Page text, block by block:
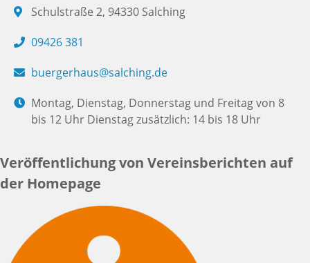
Schulstraße 2, 94330 Salching
09426 381
buergerhaus@salching.de
Montag, Dienstag, Donnerstag und Freitag von 8
bis 12 Uhr Dienstag zusätzlich: 14 bis 18 Uhr
Veröffentlichung von Vereinsberichten auf
der Homepage